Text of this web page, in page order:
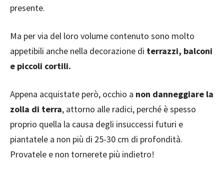
presente.
Ma per via del loro volume contenuto sono molto
appetibili anche nella decorazione di terrazzi, balconi
e piccoli cortili.
Appena acquistate però, occhio a non danneggiare la
zolla di terra, attorno alle radici, perché è spesso
proprio quella la causa degli insuccessi futuri e
piantatele a non più di 25-30 cm di profondità.
Provatele e non tornerete più indietro!